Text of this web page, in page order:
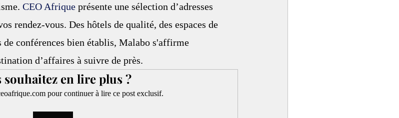
CEO Afrique présente une sélection d’adresses
rendez-vous. Des hôtels de qualité, des espaces de
de conférences bien établis, Malabo s'affirme
d’affaires à suivre de près.
souhaitez en lire plus ?
pour continuer à lire ce post exclusif.